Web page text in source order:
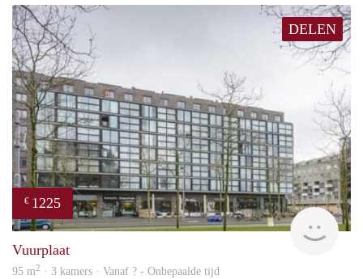
DELEN
€ 1225
Vuurplaat
95 m2 · 3 kamers · Vanaf ? - Onbepaalde tijd